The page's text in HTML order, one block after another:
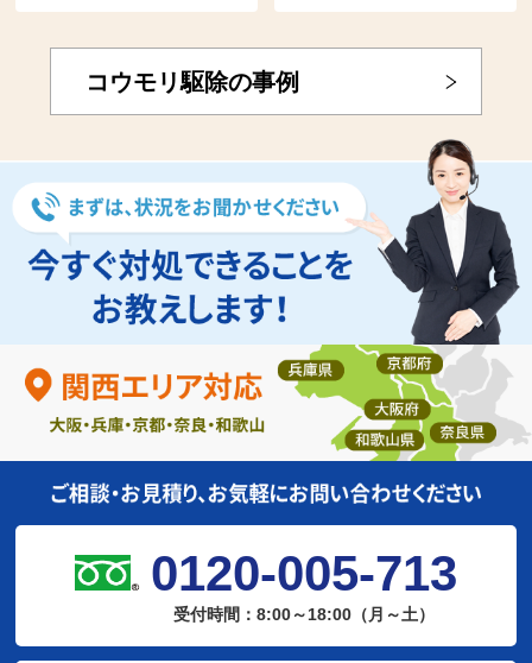
コウモリ駆除の事例
0120-005-713
受付時間：8:00～18:00（月～土）